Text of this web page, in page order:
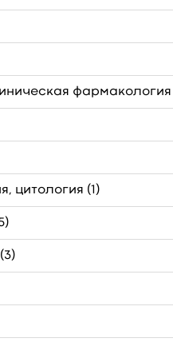
фармакология
цитология (1)